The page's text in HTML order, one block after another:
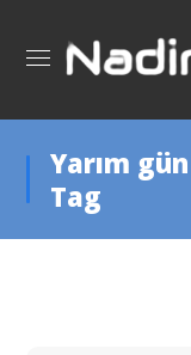
Yarım gün
Tag